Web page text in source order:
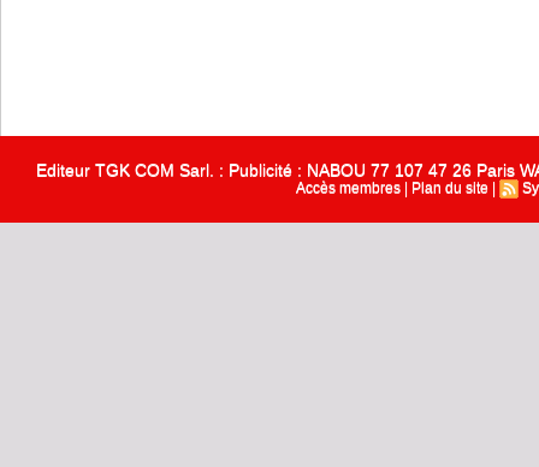
Editeur TGK COM Sarl. : Publicité : NABOU 77 107 47 26 Paris
Accès membres Plan du site